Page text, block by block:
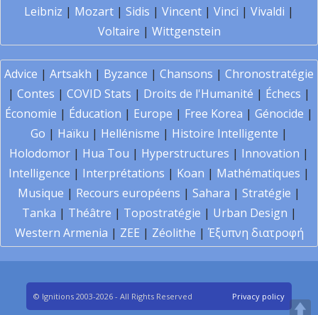
Leibniz | Mozart | Sidis | Vincent | Vinci | Vivaldi |
Voltaire | Wittgenstein
Advice | Artsakh | Byzance | Chansons | Chronostratégie
| Contes | COVID Stats | Droits de l'Humanité | Échecs |
Économie | Éducation | Europe | Free Korea | Génocide |
Go | Haïku | Hellénisme | Histoire Intelligente |
Holodomor | Hua Tou | Hyperstructures | Innovation |
Intelligence | Interprétations | Koan | Mathématiques |
Musique | Recours européens | Sahara | Stratégie |
Tanka | Théâtre | Topostratégie | Urban Design |
Western Armenia | ZEE | Zéolithe | Έξυπνη διατροφή
© Ignitions 2003-2026 - All Rights Reserved Privacy policy